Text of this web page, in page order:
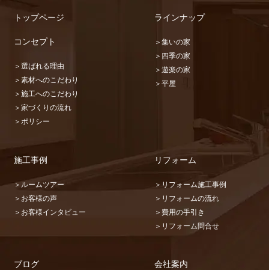
トップページ
コンセプト
＞選ばれる理由
＞素材へのこだわり
＞施工へのこだわり
＞家づくりの流れ
＞ポリシー
ラインナップ
＞集いの家
＞四季の家
＞遊楽の家
＞平屋
施工事例
＞ルームツアー
＞お客様の声
＞お客様インタビュー
リフォーム
＞リフォーム施工事例
＞リフォームの流れ
＞費用の手引き
＞リフォーム問合せ
ブログ 会社案内